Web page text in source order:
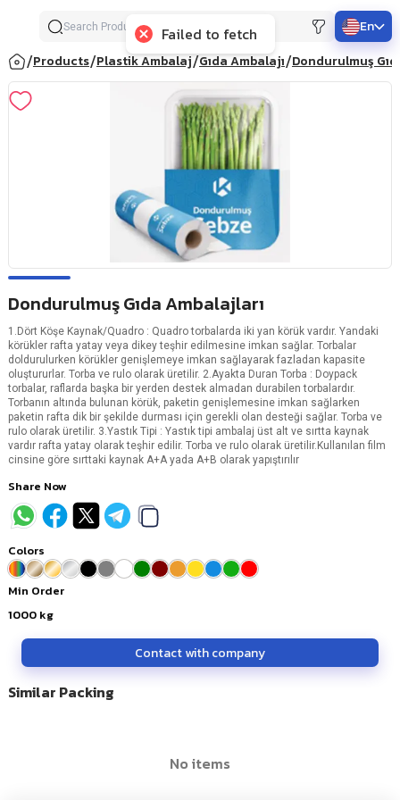
En
/Products/Plastik Ambalaj/Gıda Ambalajı/Dondurulmuş
Dondurulmuş Gıda Ambalajları
1.Dört Köşe Kaynak/Quadro : Quadro torbalarda iki yan körük vardır. Yandaki
körükler rafta yatay veya dikey teşhir edilmesine imkan sağlar. Torbalar
doldurulurken körükler genişlemeye imkan sağlayarak fazladan kapasite
oluştururlar. Torba ve rulo olarak üretilir. 2.Ayakta Duran Torba : Doypack
torbalar, raflarda başka bir yerden destek almadan durabilen torbalardır.
Torbanın altında bulunan körük, paketin genişlemesine imkan sağlarken
paketin rafta dik bir şekilde durması için gerekli olan desteği sağlar. Torba ve
rulo olarak üretilir. 3.Yastık Tipi : Yastık tipi ambalaj üst alt ve sırtta kaynak
vardır rafta yatay olarak teşhir edilir. Torba ve rulo olarak üretilir.Kullanılan film
cinsine göre sırttaki kaynak A+A yada A+B olarak yapıştırılır
Share Now
Colors
Min Order
1000 kg
Contact with company
Similar Packing
no items
Failed to fetch